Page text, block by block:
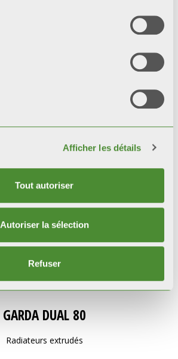
Afficher les détails
Tout autoriser
Autoriser la sélection
Refuser
GARDA DUAL 80
Radiateurs extrudés